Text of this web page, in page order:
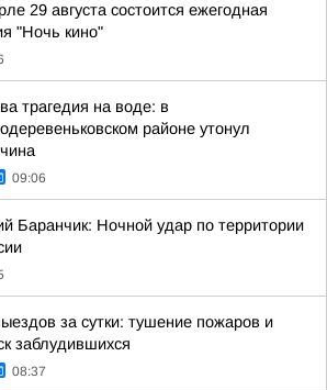
29 августа состоится ежегодная
"Ночь кино"
трагедия на воде: в
районе утонул
09:06
Баранчик: Ночной удар по территории
за сутки: тушение пожаров и
заблудившихся
08:37